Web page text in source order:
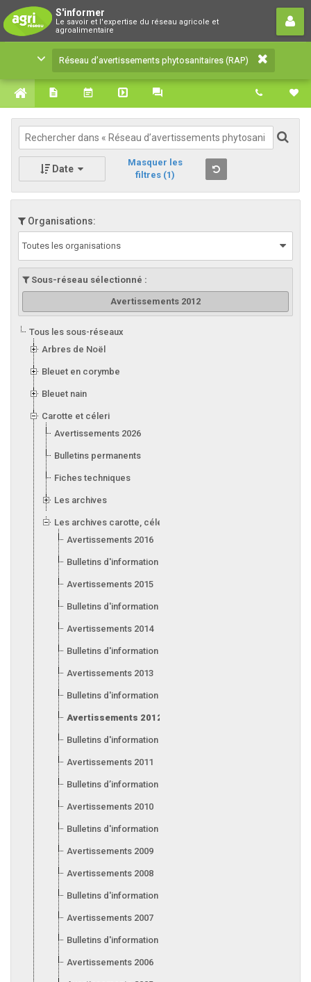
S'informer
Le savoir et l'expertise du réseau agricole et
agroalimentaire
Réseau d’avertissements
phytosanitaires (RAP)
Le savoir et l'expertise du réseau agricole et
agroalimentaire
Réseau d’avertissements phytosanitaires (RAP)
Date
Masquer les
filtres (1)
Organisations:
Toutes les organisations
Sous-réseau sélectionné :
Avertissements 2012
Tous les sous-réseaux
Arbres de Noël
Bleuet en corymbe
Bleuet nain
Carotte et céleri
Avertissements 2026
Bulletins permanents
Fiches techniques
Les archives
Les archives carotte, céleri, laitue, oignon, poireau et ail
Avertissements 2016
Bulletins d'information 2016
Avertissements 2015
Bulletins d'information 2015
Avertissements 2014
Bulletins d'information 2014
Avertissements 2013
Bulletins d'information 2013
Avertissements 2012
Bulletins d'information 2012
Avertissements 2011
Bulletins d’information 2011
Avertissements 2010
Bulletins d'information 2010
Avertissements 2009
Avertissements 2008
Bulletins d'information 2008
Avertissements 2007
Bulletins d'information 2007
Avertissements 2006